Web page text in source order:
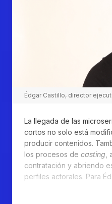
Édgar Castillo, director
La llegada de las
cortos no solo está
producir contenidos.
los procesos de casting,
contratación y abriendo
perfiles actorales. Para